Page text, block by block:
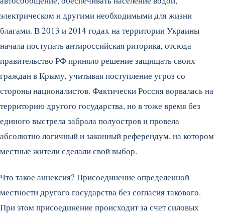
электрическом и другими необходимыми для жизни
благами. В 2013 и 2014 годах на территории Украины
начала поступать антироссийская риторика, отсюда
правительство РФ приняло решение защищать своих
граждан в Крыму, учитывая поступление угроз со
стороны националистов. Фактически Россия ворвалась на
территорию другого государства, но в тоже время без
единого выстрела забрала полуостров и провела
абсолютно логичный и законный референдум, на котором
местные жители сделали свой выбор.
Что такое аннексия? Присоединение определенной
местности другого государства без согласия такового.
При этом присоединение происходит за счет силовых